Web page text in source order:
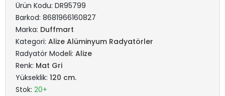
Ürün Kodu: DR95799
Barkod: 8681966160827
Marka: Duffmart
Kategori: Alize Alüminyum Radyatörler
Radyatör Modeli: Alize
Renk: Mat Gri
Yükseklik: 120 cm.
Stok: 20+